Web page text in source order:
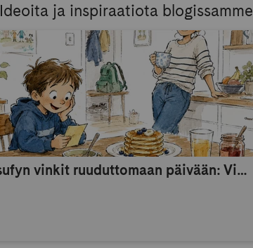
Ideoita ja inspiraatiota blogissamme
Sisufyn vinkit ruuduttomaan päivään: Vinkki 9